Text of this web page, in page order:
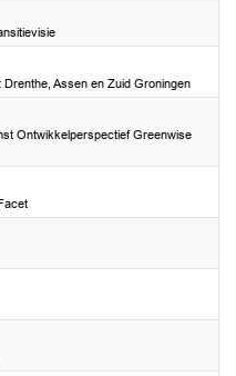
Assen en Zuid Groningen
Ontwikkelperspectief Greenwise